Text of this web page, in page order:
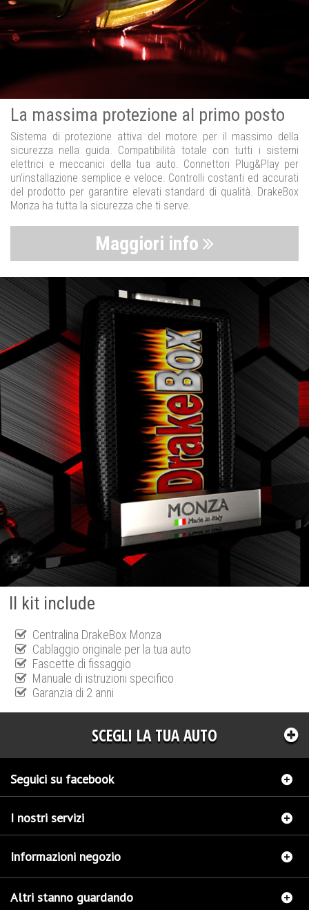
La massima protezione al primo posto
Sistema di protezione attiva del motore per il massimo della
sicurezza nella guida. Compatibilità totale con tutti i sistemi
elettrici e meccanici della tua auto. Connettori Plug&Play per
un’installazione semplice e veloce. Controlli costanti ed accurati
del prodotto per garantire elevati standard di qualità. DrakeBox
Monza ha tutta la sicurezza che ti serve.
Maggiori info
Il kit include
Centralina DrakeBox Monza
Cablaggio originale per la tua auto
Fascette di fissaggio
Manuale di istruzioni specifico
Garanzia di 2 anni
SCEGLI LA TUA AUTO
Seguici su facebook
I nostri servizi
Informazioni negozio
Altri stanno guardando